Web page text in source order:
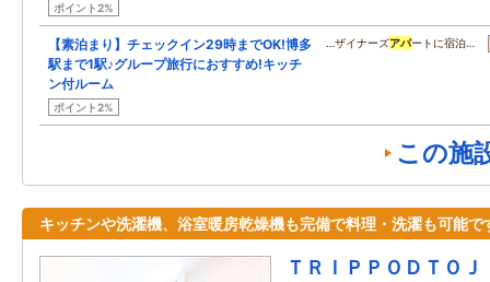
ポイント2%
【素泊まり】チェックイン29時までOK!博多
駅まで1駅♪グループ旅行におすすめ!キッチ
ン付ルーム
ポイント2%
…ザイナーズアパートに宿泊…
この施
キッチンや洗濯機、浴室暖房乾燥機も完備で料理・洗濯も可能で
ＴＲＩＰＰＯＤＴＯ